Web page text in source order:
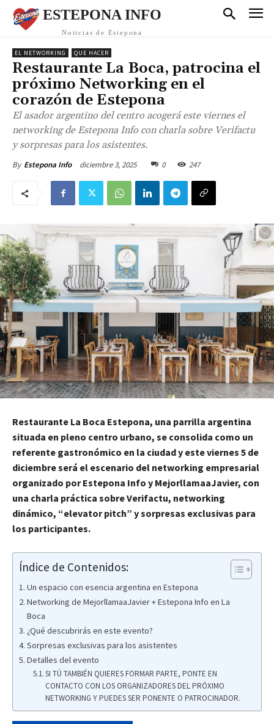
ESTEPONA INFO
Noticias de Estepona
EL NETWORKING QUE HACER
Restaurante La Boca, patrocina el
próximo Networking en el
corazón de Estepona
El asador argentino del centro acogerá este viernes el
networking de Estepona Info con charla sobre Verifactu
y sorpresas para los asistentes.
By Estepona Info diciembre 3, 2025 0 247
Restaurante La Boca Estepona, una parrilla argentina
situada en pleno centro urbano, se consolida como un
referente gastronómico en la ciudad y este viernes 5 de
diciembre será el escenario del networking empresarial
organizado por Estepona Info y MejorllamaaJavier, con
una charla práctica sobre Verifactu, networking
dinámico, “elevator pitch” y sorpresas exclusivas para
los participantes.
Índice de Contenidos:
Un espacio con esencia argentina en Estepona
Networking de MejorllamaaJavier + Estepona Info en La
Boca
¿Qué descubrirás en este evento?
Sorpresas exclusivas para los asistentes
Detalles del evento
SI TÚ TAMBIÉN QUIERES FORMAR PARTE, PONTE EN
CONTACTO CON LOS ORGANIZADORES DEL PRÓXIMO
NETWORKING Y PUEDES SER PONENTE O PATROCINADOR.